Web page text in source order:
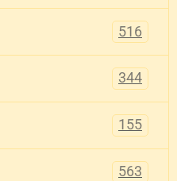
516
344
155
563